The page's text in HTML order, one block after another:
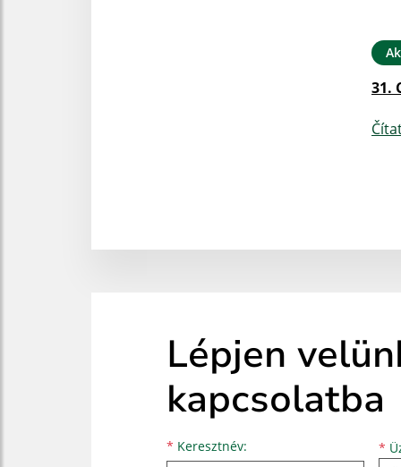
31.
Lépjen
kapcsolatba
* Keresztnév:
Keresztnév
Vezetéknév
E-mail cím *